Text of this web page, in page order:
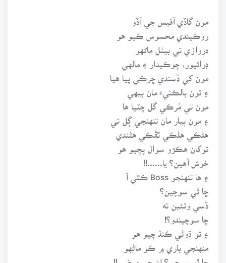
مون گاڏي آفيس جي آڏو
دروازي تي بيٺل ماڻهو
ڊرائيور، چوڪيدار ۽ مالهي
مون کي ڏسندي ڇرڪي پيا هيا
۽ تون بالڪنيءَ مان بيهي
مون تي مُرڪي گل ڇٽيا ها
۽ مون پيار مان تنهنجي ڳل تي
هلڪي هلڪي ٿڦڪي هڻندي
توکان هڪڙو سوال پڇيو هو
خوش آهين؟ يا......!!
۽ ها تنهنجو Boss ڪٿي آ
ڇا ٿي سوچين؟
ڏسي وتئين ته
ڇا سوچيندو؟!
۽ تو ڌوڻي ڪنڌ چيو هو
منهنجي باري ۾ ڪو ماڻهو
ڇا ٿو سوچي؟ ان جي مرضي!!